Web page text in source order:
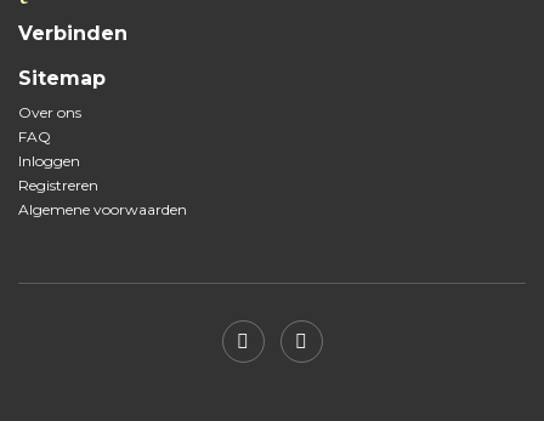
Verbinden
Sitemap
Over ons
FAQ
Inloggen
Registreren
Algemene voorwaarden